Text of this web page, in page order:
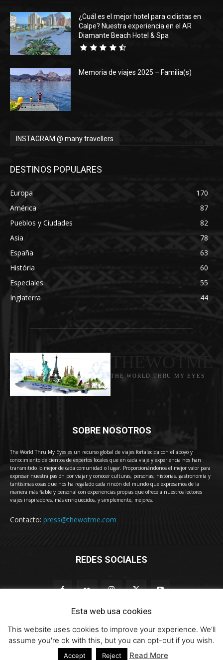
¿Cuál es el mejor hotel para ciclistas en
Calpe? Nuestra experiencia en el AR
Diamante Beach Hotel & Spa
Memoria de viajes 2025 – Familia(s)
INSTAGRAM @ many travellers
DESTINOS POPULARES
Europa
170
América
87
Pueblos y Ciudades
82
Asia
78
España
63
História
60
Especiales
55
Inglaterra
44
THE WORLD THRU MY EYES
SOBRE NOSOTROS
The World Thru My Eyes es un recurso global de viajes fortalecida con el apoyo y
conocimiento de cientos de expertos locales que en cada viaje y experiencia nos han
transmitido lo mejor de cada comunidad o lugar. Proporcionándonos el mejor valor para
expresar nuestra pasión por viajar y conocer culturas, personas, historias, gastronomía y
tantísimas cosas que nos ha regalado cada rincón del mundo que expresamos de la
manera más fiable y personal con experiencias propias que ofrece a nuestros lectores
viajes inspiradores, más enriquecidos, y simplemente, mejores.
Contacto: press@thewotme.com
REDES SOCIALES
© 2011-2023 The World Thru My Eyes - Travel Magazine (Versión 4.0)
thewotme@TV Sobre Nosotros Contacto
Esta web usa cookies
This website uses cookies to improve your experience. We'll
assume you're ok with this, but you can opt-out if you wish.
Accept Reject Read More